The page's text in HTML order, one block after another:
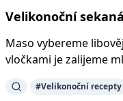
Velikonoční
Maso vybereme
vločkami je zalijeme
#Velikonoční recepty